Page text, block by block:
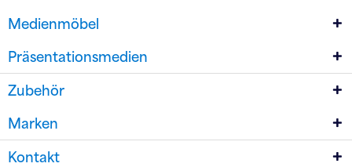
Medienmöbel
Präsentationsmedien
Zubehör
Marken
Kontakt